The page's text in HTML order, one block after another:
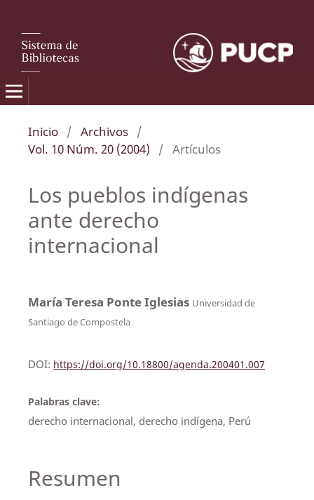
Inicio / Archivos /
Vol. 10 Núm. 20 (2004)
/ Artículos
Los pueblos indígenas
ante derecho
internacional
María Teresa Ponte Iglesias Universidad de
Santiago de Compostela
DOI: https://doi.org/10.18800/agenda.200401.007
Palabras clave:
derecho internacional, derecho indígena, Perú
Resumen